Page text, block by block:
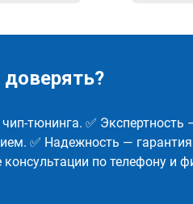
тюнинга. ✅
✅ Надежность —
по телефону и